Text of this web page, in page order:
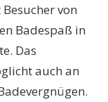
von
Badespaß in
Das
auch an